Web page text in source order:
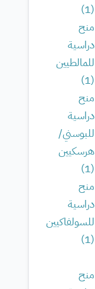
(
1
)
منح
دراسية
للمالطيين
(
1
)
منح
دراسية
للبوسني/
هرسكيين
(
1
)
منح
دراسية
للسولفاكيين
(
1
)
منح